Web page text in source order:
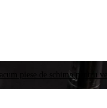
piese de schimb pentru